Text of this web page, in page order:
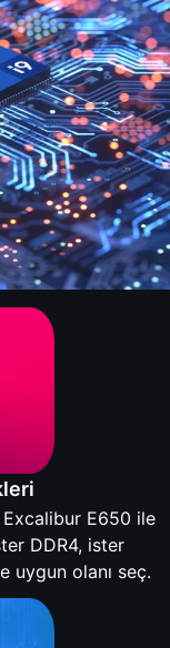
E650 ile
DDR4, ister
uygun olanı seç.